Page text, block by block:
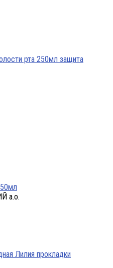
рта 250мл защита
а.о.